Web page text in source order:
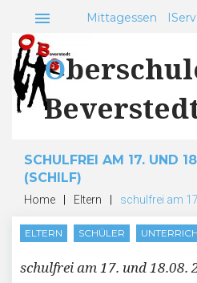
content
Mittagessen IServ
Oberschule
menu
SCHULFREI AM 17. UND
(SCHILF)
Home Eltern schulfrei am
ELTERN SCHÜLER
schulfrei am 17. und 18.08.